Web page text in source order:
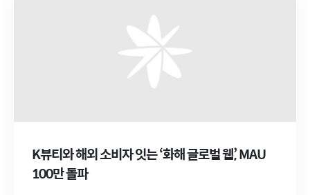
K뷰티와 해외 소비자 잇는 ‘화해 글로벌 웹’, MAU
100만 돌파